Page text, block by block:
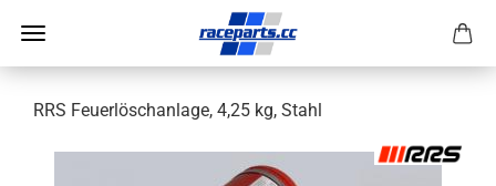
RRS Feuerlöschanlage, 4,25 kg, Stahl